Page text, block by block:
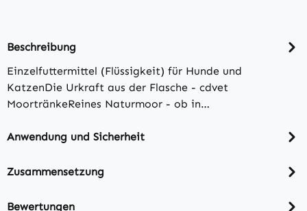
Beschreibung
Einzelfuttermittel (Flüssigkeit) für Hunde und
KatzenDie Urkraft aus der Flasche - cdvet
MoortränkeReines Naturmoor - ob in…
Anwendung und Sicherheit
Zusammensetzung
Bewertungen